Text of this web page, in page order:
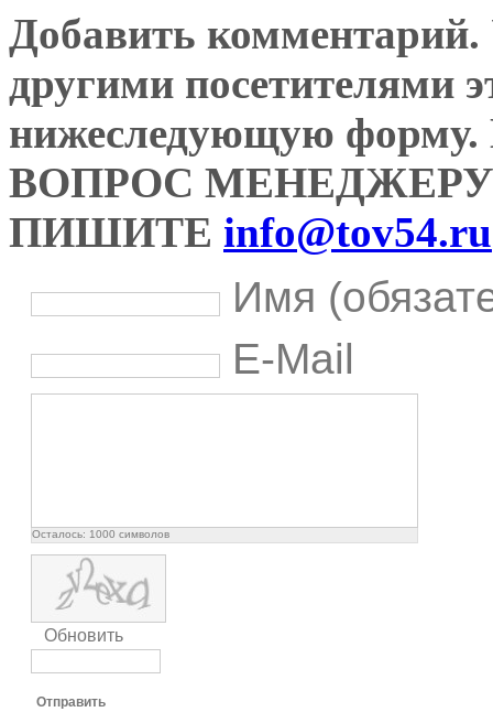
Добавить комментарий.
другими посетителями
нижеследующую
ВОПРОС
ПИШИТЕ info@tov54.ru
Имя
E-Mail
Осталось: 1000 символов
Обновить
Отправить